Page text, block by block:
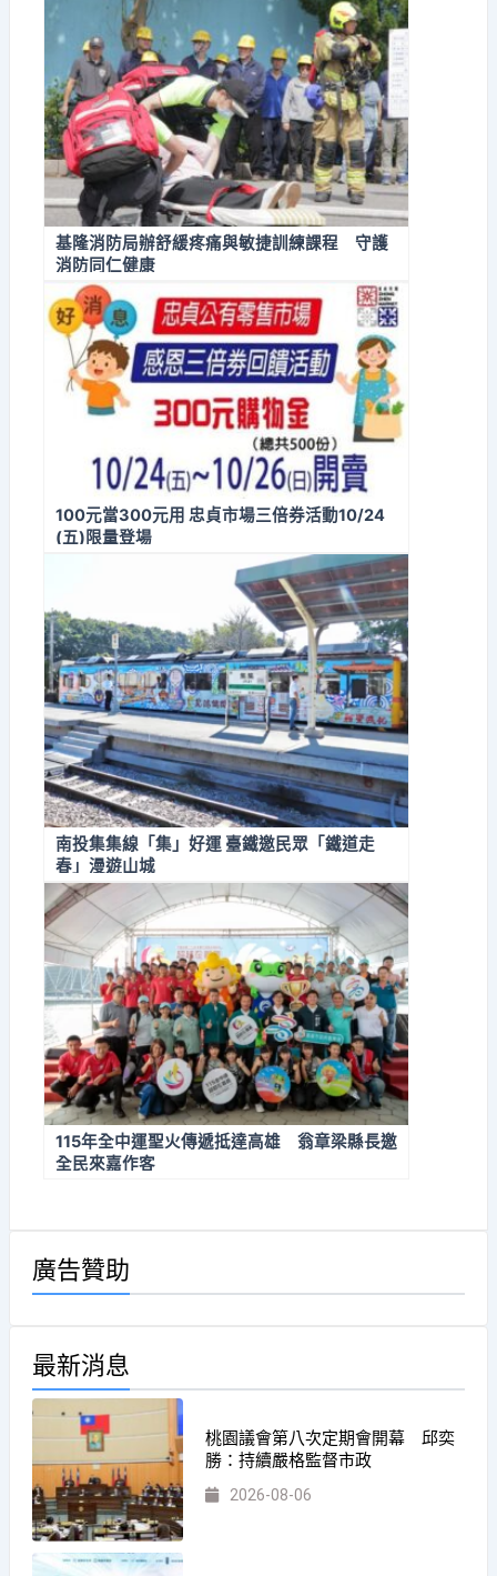
基隆消防局辦舒緩疼痛與敏捷訓練課程 守護
消防同仁健康
100元當300元用 忠貞市場三倍券活動10/24
(五)限量登場
南投集集線「集」好運 臺鐵邀民眾「鐵道走
春」漫遊山城
115年全中運聖火傳遞抵達高雄 翁章梁縣長邀
全民來嘉作客
廣告贊助
最新消息
桃園議會第八次定期會開幕 邱奕
勝：持續嚴格監督市政
2026-08-06